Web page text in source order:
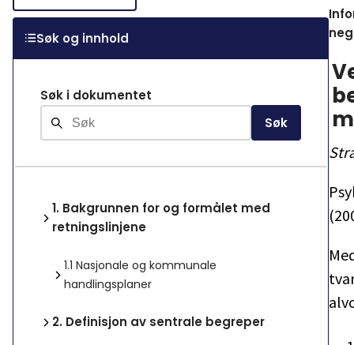
Søk og innhold
Søk i dokumentet
Søk
1. Bakgrunnen for og formålet med
retningslinjene
1.1 Nasjonale og kommunale
handlingsplaner
2. Definisjon av sentrale begreper